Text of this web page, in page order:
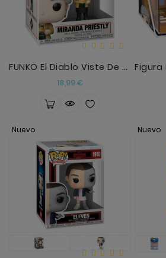
Anekke
FUNKO El Diablo Viste De Prada Miranda Priestly
18,99 €Precio
Nuevo Nuevo